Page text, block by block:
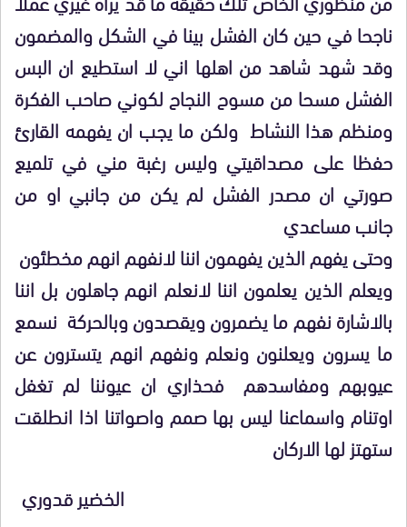
ناجحا في حين كان الفشل بينا في الشكل والمضمون
وقد شهد شاهد من اهلها اني لا استطيع ان البس
الفشل مسحا من مسوح النجاح لكوني صاحب الفكرة
ومنظم هذا النشاط ولكن ما يجب ان يفهمه القارئ
حفظا على مصداقيتي وليس رغبة مني في تلميع
صورتي ان مصدر الفشل لم يكن من جانبي او من
جانب مساعدي
وحتى يفهم الذين يفهمون اننا لانفهم انهم مخطئون
ويعلم الذين يعلمون اننا لانعلم انهم جاهلون بل اننا
بالاشارة نفهم ما يضمرون ويقصدون وبالحركة نسمع
ما يسرون ويعلنون ونعلم ونفهم انهم يتسترون عن
عيوبهم ومفاسدهم فحذاري ان عيوننا لم تغفل
اوتنام واسماعنا ليس بها صمم واصواتنا اذا انطلقت
ستهتز لها الاركان
الخضير قدوري